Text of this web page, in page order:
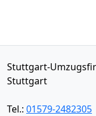
Stuttgart-
Stuttgart
Tel.: 01579-2482305